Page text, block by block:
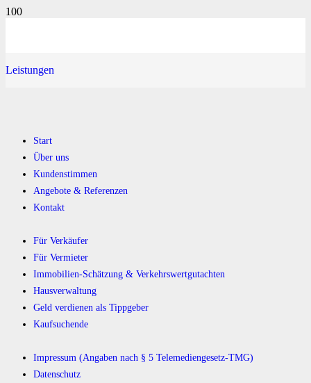
Leistungen
Start
Über uns
Kundenstimmen
Angebote & Referenzen
Kontakt
Für Verkäufer
Für Vermieter
Immobilien-Schätzung & Verkehrswertgutachten
Hausverwaltung
Geld verdienen als Tippgeber
Kaufsuchende
Impressum (Angaben nach § 5 Telemediengesetz-TMG)
Datenschutz